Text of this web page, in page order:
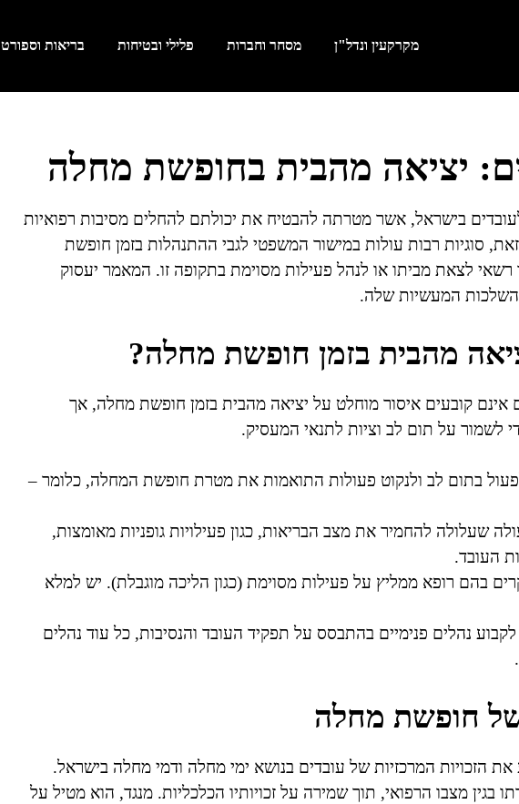
מקרקעין ונדל"ן מסחר וחברות פלילי ובטיחות בריאות וספורט
יציאה מהבית בחופשת מחלה
בישראל, אשר מטרתה להבטיח את יכולתם להחלים מסיבות רפואיות
סוגיות רבות עולות במישור המשפטי לגבי ההתנהלות בזמן חופשת
לצאת מביתו או לנהל פעילות מסוימת בתקופה זו. המאמר יעסוק
המעשיות שלה.
מהבית בזמן חופשת מחלה?
אינם קובעים איסור מוחלט על יציאה מהבית בזמן חופשת מחלה, אך
לשמור על תום לב וציות לתנאי המעסיק.
בתום לב ולנקוט פעולות התואמות את מטרת חופשת המחלה, כלומר –
שעלולה להחמיר את מצב הבריאות, כגון פעילויות גופניות מאומצות,
העובד.
בהם רופא ממליץ על פעילות מסוימת (כגון הליכה מוגבלת). יש למלא
נהלים פנימיים בהתבסס על תפקיד העובד והנסיבות, כל עוד נהלים
חופשת מחלה
מחלה, תשל"ו-1976, קובע את הזכויות המרכזיות של עובדים בנושא ימי מחלה ודמי מחלה בישראל.
בגין מצבו הרפואי, תוך שמירה על זכויותיו הכלכליות. מנגד, הוא מטיל על